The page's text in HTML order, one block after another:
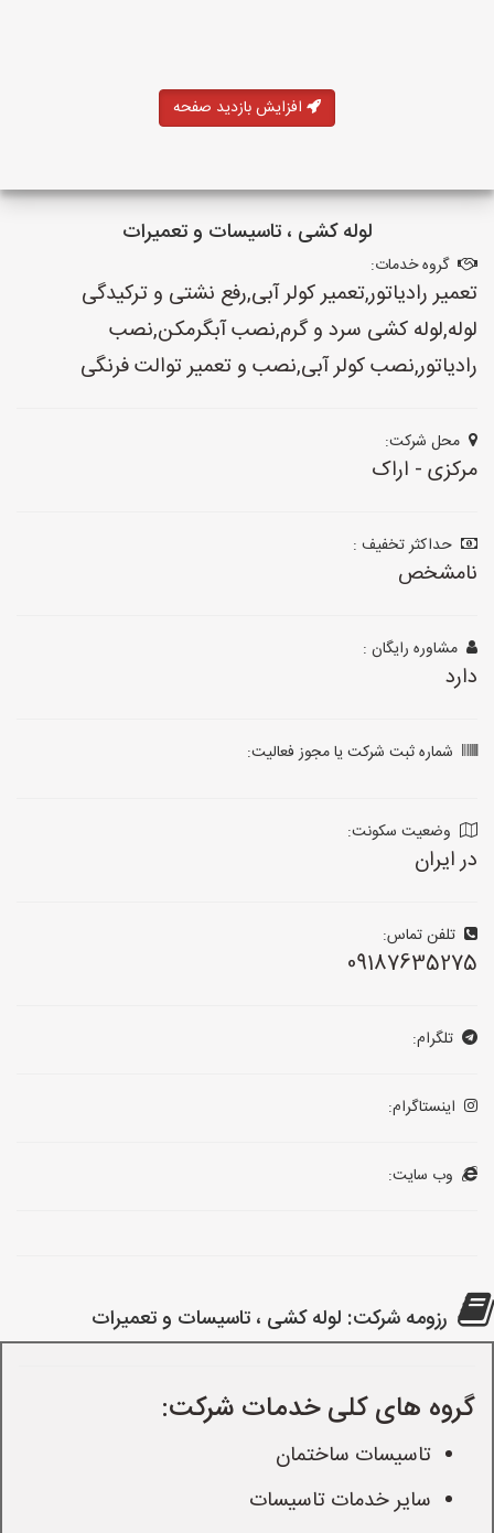
افزایش بازدید صفحه
لوله کشی ، تاسیسات و تعمیرات
گروه خدمات:
تعمیر رادیاتور,تعمیر کولر آبی,رفع نشتی و ترکیدگی
لوله,لوله کشی سرد و گرم,نصب آبگرمکن,نصب
رادیاتور,نصب کولر آبی,نصب و تعمیر توالت فرنگی
محل شرکت:
مرکزی - اراک
حداکثر تخفیف :
نامشخص
مشاوره رایگان :
دارد
شماره ثبت شرکت یا مجوز فعالیت:
وضعیت سکونت:
در ایران
تلفن تماس:
09187635275
تلگرام:
اینستاگرام:
وب سایت:
رزومه شرکت: لوله کشی ، تاسیسات و تعمیرات
گروه های کلی خدمات شرکت:
تاسیسات ساختمان
سایر خدمات تاسیسات